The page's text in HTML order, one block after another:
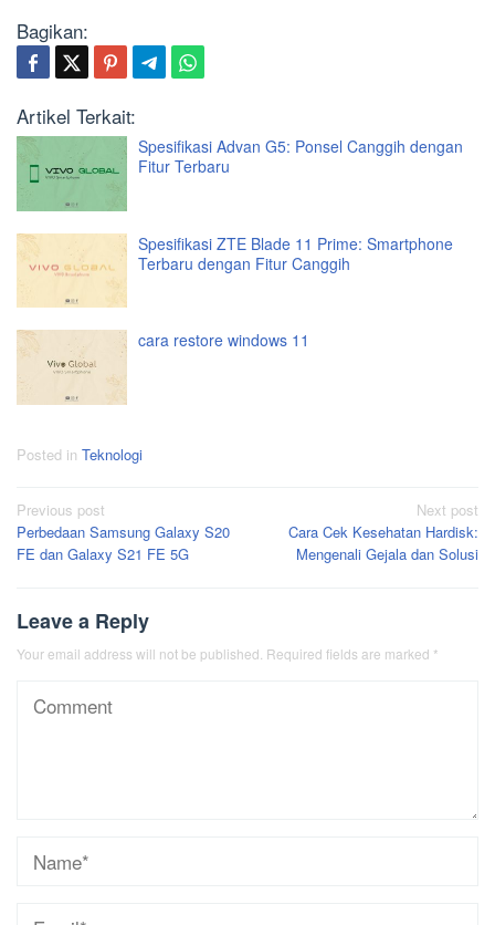
Bagikan:
Artikel Terkait:
Spesifikasi Advan G5: Ponsel Canggih dengan
Fitur Terbaru
Spesifikasi ZTE Blade 11 Prime: Smartphone
Terbaru dengan Fitur Canggih
cara restore windows 11
Posted in Teknologi
Post
navigation
Previous post
Perbedaan Samsung Galaxy S20
FE dan Galaxy S21 FE 5G
Next post
Cara Cek Kesehatan Hardisk:
Mengenali Gejala dan Solusi
Leave a Reply
Your email address will not be published. Required fields are marked *